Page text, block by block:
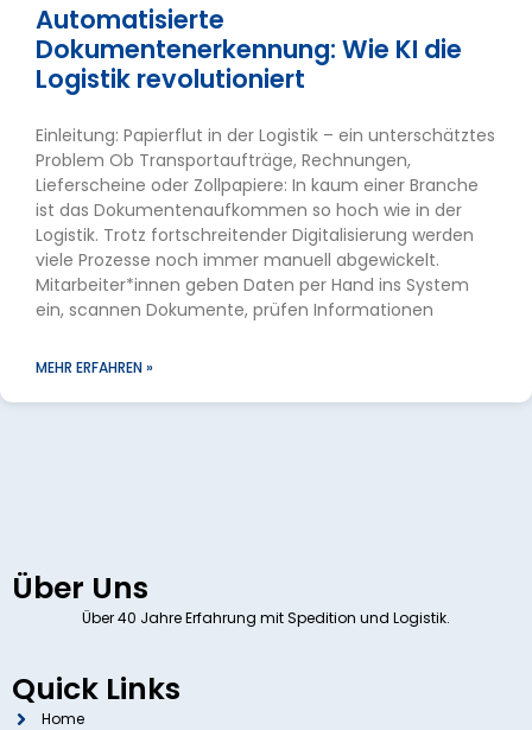
Automatisierte
Dokumentenerkennung: Wie KI die
Logistik revolutioniert
Einleitung: Papierflut in der Logistik – ein unterschätztes
Problem Ob Transportaufträge, Rechnungen,
Lieferscheine oder Zollpapiere: In kaum einer Branche
ist das Dokumentenaufkommen so hoch wie in der
Logistik. Trotz fortschreitender Digitalisierung werden
viele Prozesse noch immer manuell abgewickelt.
Mitarbeiter*innen geben Daten per Hand ins System
ein, scannen Dokumente, prüfen Informationen
MEHR ERFAHREN »
Über Uns
Über 40 Jahre Erfahrung mit Spedition und Logistik.
Quick Links
Home